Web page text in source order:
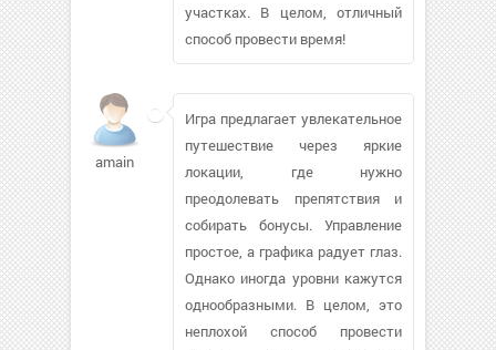
участках. В целом, отличный
способ провести время!
amain
Игра предлагает увлекательное
путешествие через яркие
локации, где нужно
преодолевать препятствия и
собирать бонусы. Управление
простое, а графика радует глаз.
Однако иногда уровни кажутся
однообразными. В целом, это
неплохой способ провести